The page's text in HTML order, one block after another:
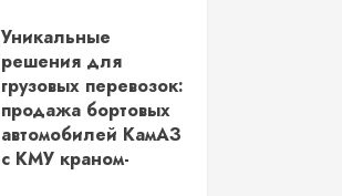
03.06.2026
Уникальные
решения для
грузовых перевозок:
продажа бортовых
автомобилей КамАЗ
с КМУ краном-